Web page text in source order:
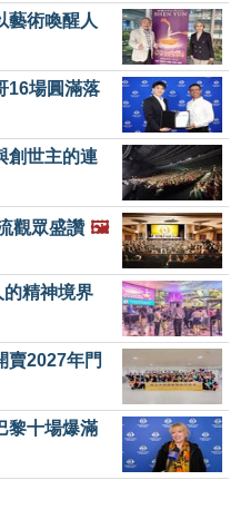
藝術喚醒人
16場圓滿落
創世主的連
觀眾盛讚 🖼️
精神境界
賣2027年門
黎十場爆滿